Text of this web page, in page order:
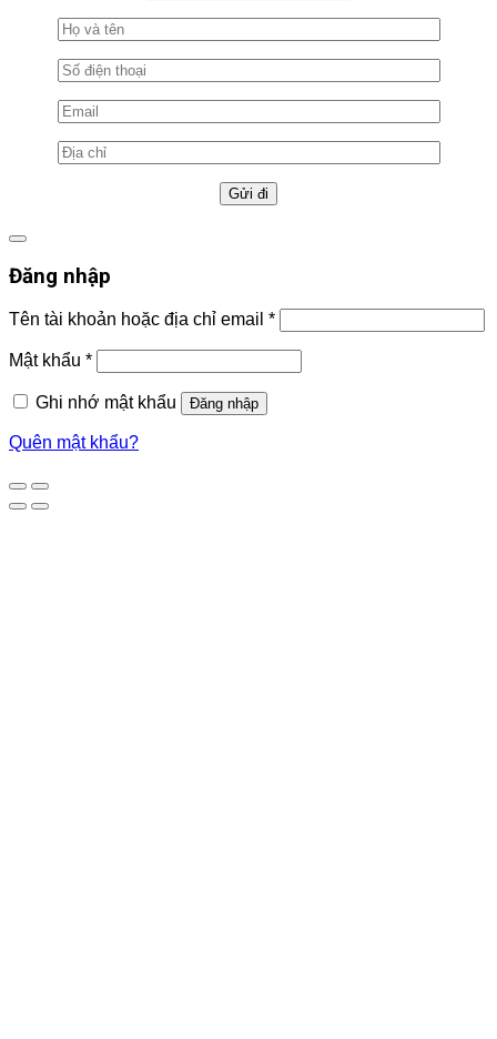
Đăng nhập
Tên tài khoản hoặc địa chỉ email *
Mật khẩu *
Ghi nhớ mật khẩu Đăng nhập
Quên mật khẩu?